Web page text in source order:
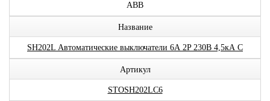
ABB
Название
SH202L Автоматические выключатели 6А 2P 230В 4,5кА C
Артикул
STOSH202LC6